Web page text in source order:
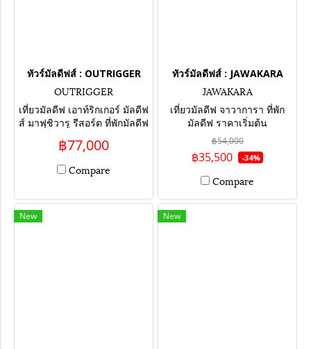
ทัวร์มัลดีฟส์ : OUTRIGGER
OUTRIGGER
เที่ยวมัลดีฟ เอาท์ริกเกอร์ มัลดีฟ
ส์ มาฟุชิวารู รีสอร์ต ที่พักมัลดีฟ
บาท
฿77,000
Compare
ทัวร์มัลดีฟส์ : JAWAKARA
JAWAKARA
เที่ยวมัลดีฟ จาวาการา ที่พัก
มัลดีฟ ราคาเริ่มต้น
฿54,000
฿35,500 -34%
Compare
New New